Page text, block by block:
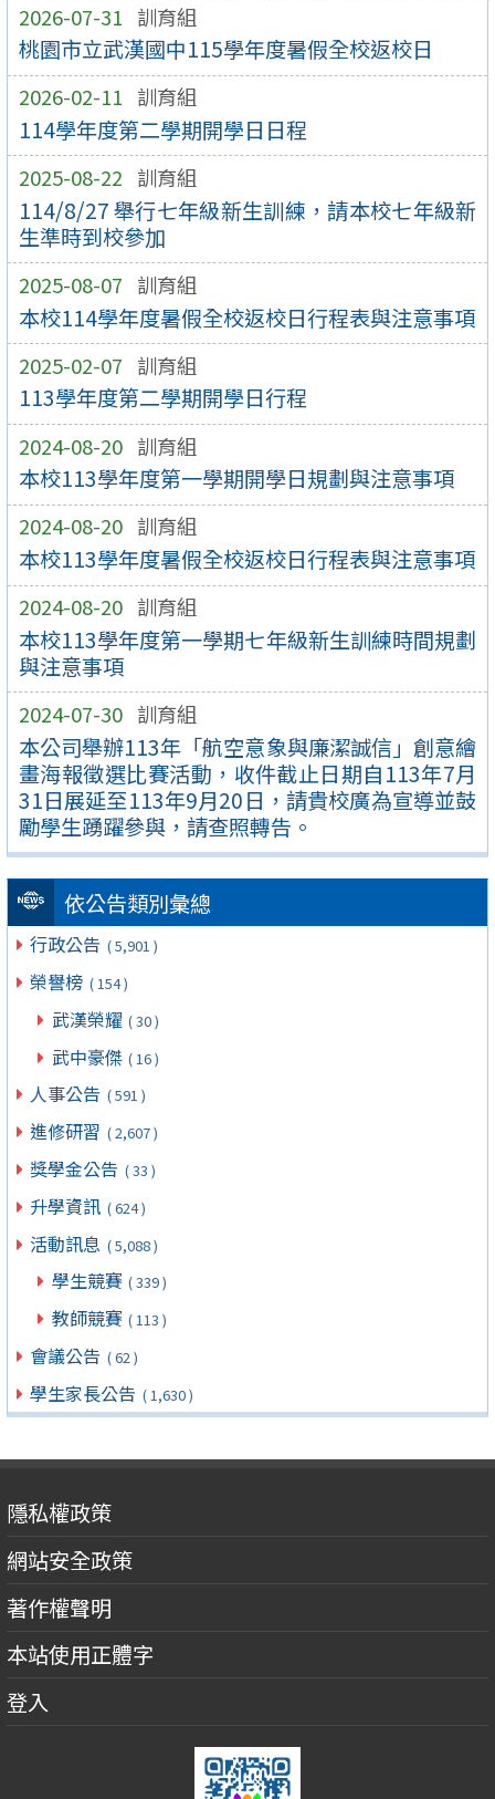
2026-07-31 訓育組
桃園市立武漢國中115學年度暑假全校返校日
2026-02-11 訓育組
114學年度第二學期開學日日程
2025-08-22 訓育組
114/8/27 舉行七年級新生訓練，請本校七年級新
生準時到校參加
2025-08-07 訓育組
本校114學年度暑假全校返校日行程表與注意事項
2025-02-07 訓育組
113學年度第二學期開學日行程
2024-08-20 訓育組
本校113學年度第一學期開學日規劃與注意事項
2024-08-20 訓育組
本校113學年度暑假全校返校日行程表與注意事項
2024-08-20 訓育組
本校113學年度第一學期七年級新生訓練時間規劃
與注意事項
2024-07-30 訓育組
本公司舉辦113年「航空意象與廉潔誠信」創意繪
畫海報徵選比賽活動，收件截止日期自113年7月
31日展延至113年9月20日，請貴校廣為宣導並鼓
勵學生踴躍參與，請查照轉告。
依公告類別彙總
行政公告 ( 5,901 )
榮譽榜 ( 154 )
武漢榮耀 ( 30 )
武中豪傑 ( 16 )
人事公告 ( 591 )
進修研習 ( 2,607 )
獎學金公告 ( 33 )
升學資訊 ( 624 )
活動訊息 ( 5,088 )
學生競賽 ( 339 )
教師競賽 ( 113 )
會議公告 ( 62 )
學生家長公告 ( 1,630 )
隱私權政策
網站安全政策
著作權聲明
本站使用正體字
登入